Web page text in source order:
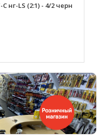
нг-LS (2:1) - 4/2 черн